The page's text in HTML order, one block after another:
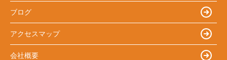
ブログ
アクセスマップ
会社概要